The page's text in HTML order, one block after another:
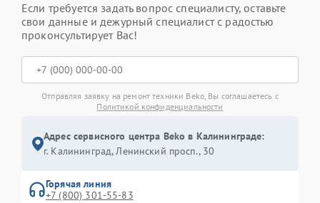
Если требуется задать вопрос специалисту, оставьте
свои данные и дежурный специалист с радостью
проконсультирует Вас!
Отправляя заявку на ремонт техники Beko, Вы соглашаетесь с
Политикой конфиденциальности
Адрес сервисного центра Beko в Калининграде:
г. Калининград, Ленинский просп., 30
Горячая линия
+7 (800) 301-55-83